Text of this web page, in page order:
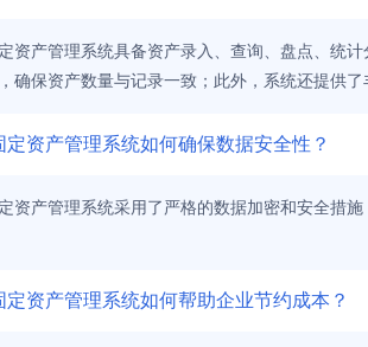
资产管理系统具备资产录入、查询、盘点、统
确保资产数量与记录一致；此外，系统还提供
定资产管理系统如何确保数据安全性？
资产管理系统采用了严格的数据加密和安全措
定资产管理系统如何帮助企业节约成本？